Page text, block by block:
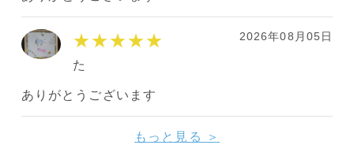
★★★★★ 2026年08月05日
た
ありがとうございます
もっと見る ＞